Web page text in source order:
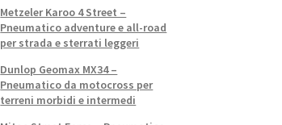
Metzeler Karoo 4 Street –
Pneumatico adventure e all-road
per strada e sterrati leggeri
Dunlop Geomax MX34 –
Pneumatico da motocross per
terreni morbidi e intermedi